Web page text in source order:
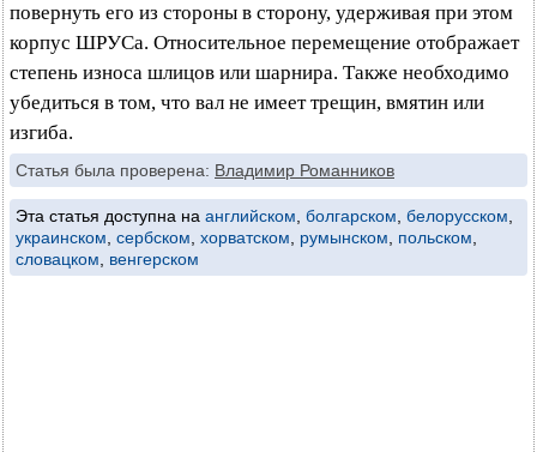
повернуть его из стороны в сторону, удерживая при этом
корпус ШРУСа. Относительное перемещение отображает
степень износа шлицов или шарнира. Также необходимо
убедиться в том, что вал не имеет трещин, вмятин или
изгиба.
Статья была проверена: Владимир Романников
Эта статья доступна на английском болгарском белорусском
украинском сербском хорватском румынском польском
словацком
венгерском